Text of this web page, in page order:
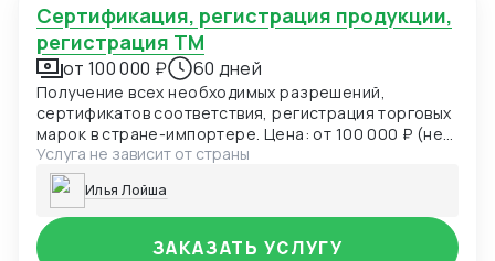
Сертификация, регистрация продукции,
регистрация ТМ
от 100 000 ₽ 60 дней
Получение всех необходимых разрешений,
сертификатов соответствия, регистрация торговых
марок в стране-импортере. Цена: от 100 000 ₽ (не
включает расходы по оплате госпошлин и услуг
иностранных подрядчиков) Срок: 1-3 месяца
Услуга не зависит от страны
Илья Лойша
ЗАКАЗАТЬ УСЛУГУ